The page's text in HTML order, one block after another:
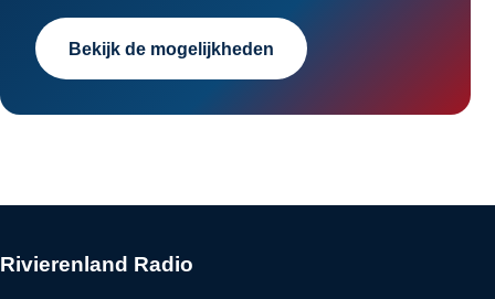
Bekijk de mogelijkheden
Rivierenland Radio